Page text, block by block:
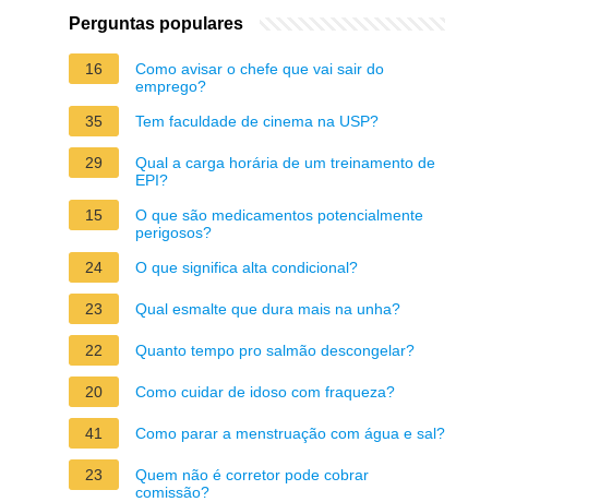
Perguntas populares
16
Como avisar o chefe que vai sair do
emprego?
35
Tem faculdade de cinema na USP?
29
Qual a carga horária de um treinamento de
EPI?
15
O que são medicamentos potencialmente
perigosos?
24
O que significa alta condicional?
23 Qual esmalte que dura mais na unha?
22 Quanto tempo pro salmão descongelar?
20 Como cuidar de idoso com fraqueza?
41 Como parar a menstruação com água e sal?
23
Quem não é corretor pode cobrar
comissão?